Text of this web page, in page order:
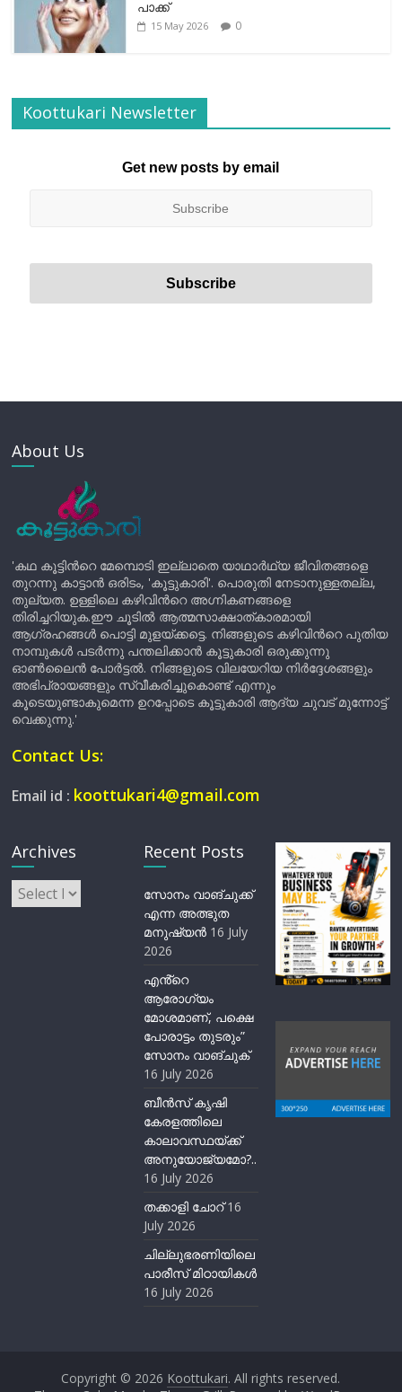
പാക്ക്
15 May 2026 0
Koottukari Newsletter
Get new posts by email
About Us
'കഥ കൂട്ടിന്‍റെ മേമ്പൊടി ഇല്ലാതെ യാഥാർഥ്യ ജീവിതങ്ങളെ
തുറന്നു കാട്ടാൻ ഒരിടം, 'കൂട്ടുകാരി'. പൊരുതി നേടാനുള്ളതല്ല,
തുല്യത. ഉള്ളിലെ കഴിവിന്‍റെ അഗ്നികണങ്ങളെ
തിരിച്ചറിയുക.ഈ ചൂടിൽ ആത്മസാക്ഷാത്കാരമായി
ആഗ്രഹങ്ങൾ പൊട്ടി മുളയ്ക്കട്ടെ. നിങ്ങളുടെ കഴിവിന്‍റെ പുതിയ
നാമ്പുകൾ പടർന്നു പന്തലിക്കാൻ കൂട്ടുകാരി ഒരുക്കുന്നു
ഓൺലൈൻ പോർട്ടൽ. നിങ്ങളുടെ വിലയേറിയ നിർദ്ദേശങ്ങളും
അഭിപ്രായങ്ങളും സ്വീകരിച്ചുകൊണ്ട് എന്നും
കൂടെയുണ്ടാകുമെന്ന ഉറപ്പോടെ കൂട്ടുകാരി ആദ്യ ചുവട് മുന്നോട്ട്
വെക്കുന്നു.'
Contact Us:
Email id : koottukari4@gmail.com
Archives
Archives
Recent Posts
സോനം വാങ്ചുക്ക്
എന്ന അത്ഭുത
മനുഷ്യന്‍ 16 July
2026
എൻ്റെ
ആരോഗ്യം
മോശമാണ്, പക്ഷെ
പോരാട്ടം തുടരും”
സോനം വാങ്ചുക്
16 July 2026
ബീന്‍സ് കൃഷി
കേരളത്തിലെ
കാലാവസ്ഥയ്ക്ക്
അനുയോജ്യമോ?..
16 July 2026
തക്കാളി ചോറ് 16
July 2026
ചില്ലുഭരണിയിലെ
പാരീസ് മിഠായികള്‍
16 July 2026
Copyright © 2026 Koottukari. All rights reserved.